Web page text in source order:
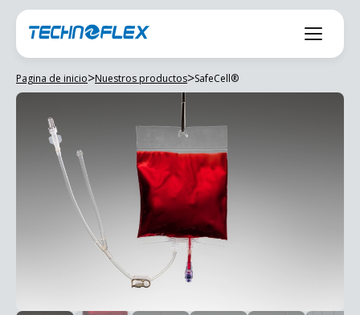
Saltar
contenido
Pagina de inicio>Nuestros productos>SafeCell®